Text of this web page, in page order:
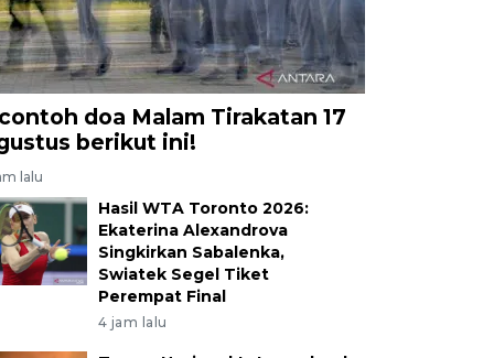
doa Malam Tirakatan 17
berikut ini!
lalu
Hasil WTA Toronto 2026:
Ekaterina Alexandrova
Singkirkan Sabalenka,
Swiatek Segel Tiket
Perempat Final
4 jam lalu